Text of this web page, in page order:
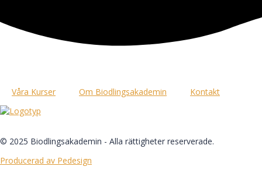
Våra Kurser Om Biodlingsakademin Kontakt
© 2025 Biodlingsakademin - Alla rättigheter reserverade.
Producerad av Pedesign